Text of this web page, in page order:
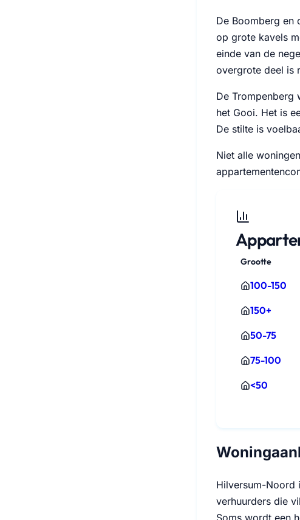
De Boomberg en
op grote kavels
einde van de
overgrote deel is
De Trompenberg
het Gooi. Het is
De stilte is
Niet alle
Grootte
100-150
150+
50-75
75-100
<50
Hilversum-Noord
verhuurders die